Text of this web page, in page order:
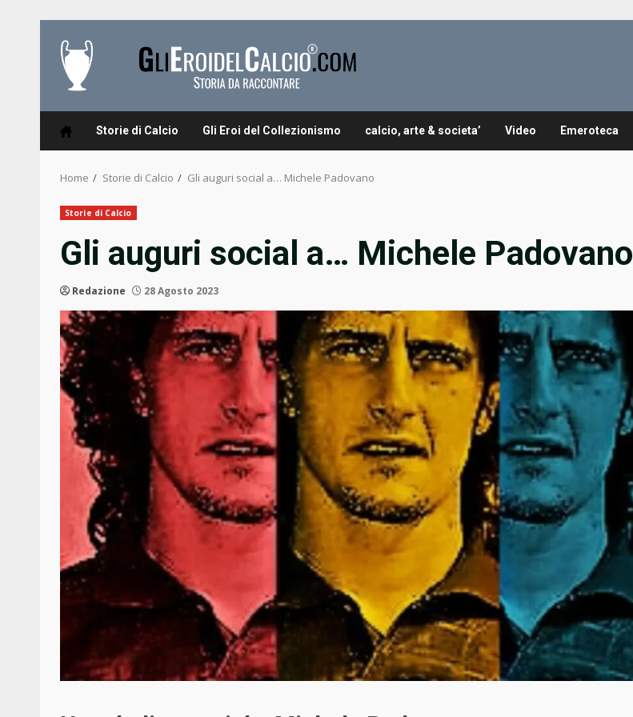
content
Storie di Calcio Gli Eroi del Collezionismo calcio, arte & societa’ Video Emeroteca
Home Storie di Calcio Gli auguri social a… Michele Padovano
Storie di Calcio
Gli auguri social a… Michele Padovano
Redazione 28 Agosto 2023